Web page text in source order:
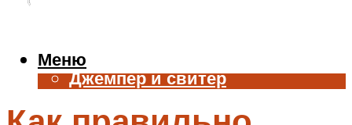
Жилет
Джемпер и свитер
Меню